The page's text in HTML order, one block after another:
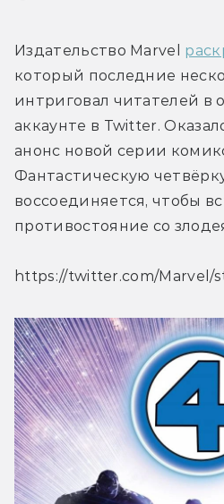
Издательство Marvel
который последние
интриговал читателей в
аккаунте в Twitter.
анонс новой серии
Фантастическую
воссоединяется, чтобы
противостояние со
https://twitter.com/Marvel/